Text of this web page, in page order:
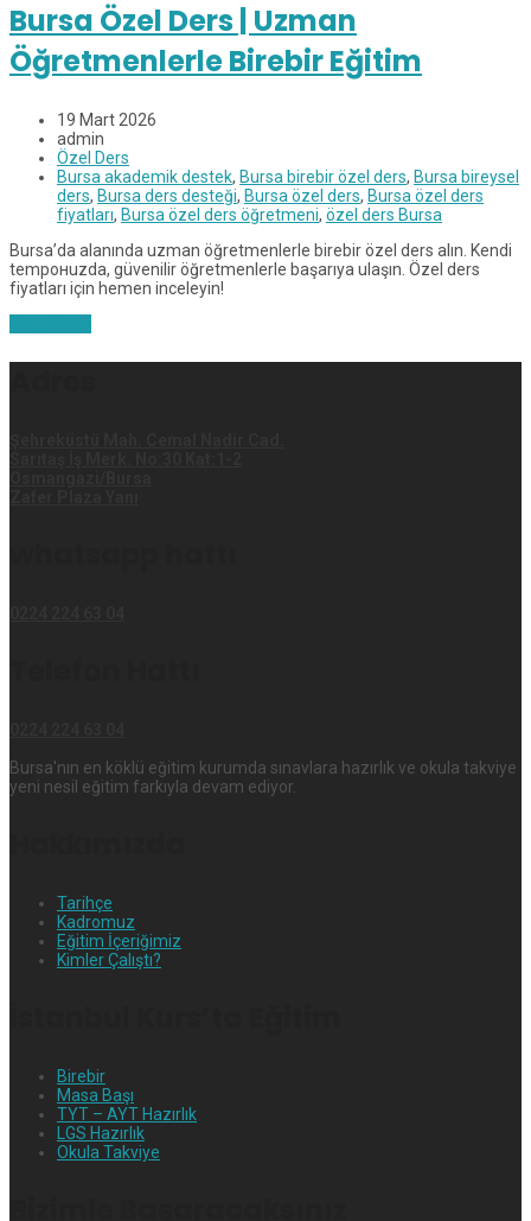
Bursa Özel Ders | Uzman
Öğretmenlerle Birebir Eğitim
19 Mart 2026
admin
Özel Ders
Bursa akademik destek, Bursa birebir özel ders, Bursa bireysel
ders, Bursa ders desteği, Bursa özel ders, Bursa özel ders
fiyatları, Bursa özel ders öğretmeni, özel ders Bursa
Bursa’da alanında uzman öğretmenlerle birebir özel ders alın. Kendi
tempонuzda, güvenilir öğretmenlerle başarıya ulaşın. Özel ders
fiyatları için hemen inceleyin!
Bursa'nın en köklü eğitim kurumda sınavlara hazırlık ve okula takviye
yeni nesil eğitim farkıyla devam ediyor.
Tarihçe
Kadromuz
Eğitim İçeriğimiz
Kimler Çalıştı?
Birebir
Masa Başı
TYT – AYT Hazırlık
LGS Hazırlık
Okula Takviye